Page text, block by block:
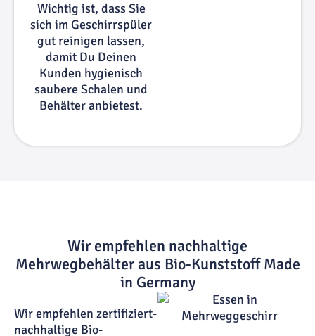
Wichtig ist, dass Sie
sich im Geschirrspüler
gut reinigen lassen,
damit Du Deinen
Kunden hygienisch
saubere Schalen und
Behälter anbietest.
Wir empfehlen nachhaltige
Mehrwegbehälter aus Bio-Kunststoff Made
in Germany
Wir empfehlen zertifiziert-
nachhaltige Bio-